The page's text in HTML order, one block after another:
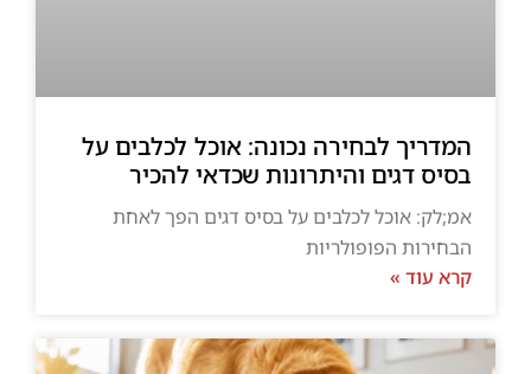
המדריך לבחירה נכונה: אוכל לכלבים על
בסיס דגים והיתרונות שכדאי להכיר
אמ;לק: אוכל לכלבים על בסיס דגים הפך לאחת
הבחירות הפופולריות
קרא עוד »